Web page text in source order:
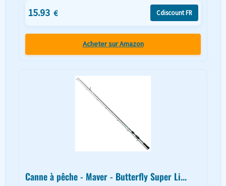
15.93 € Cdiscount FR
Acheter sur Amazon
Canne à pêche - Maver - Butterfly Super Li...